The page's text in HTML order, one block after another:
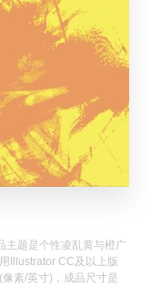
主题是个性凌乱黄与橙广
Illustrator CC及以上版
素/英寸)，成品尺寸是